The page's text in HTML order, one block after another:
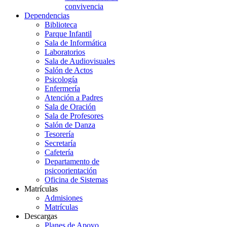
convivencia
Dependencias
Biblioteca
Parque Infantil
Sala de Informática
Laboratorios
Sala de Audiovisuales
Salón de Actos
Psicología
Enfermería
Atención a Padres
Sala de Oración
Sala de Profesores
Salón de Danza
Tesorería
Secretaría
Cafetería
Departamento de
psicoorientación
Oficina de Sistemas
Matrículas
Admisiones
Matrículas
Descargas
Planes de Apoyo